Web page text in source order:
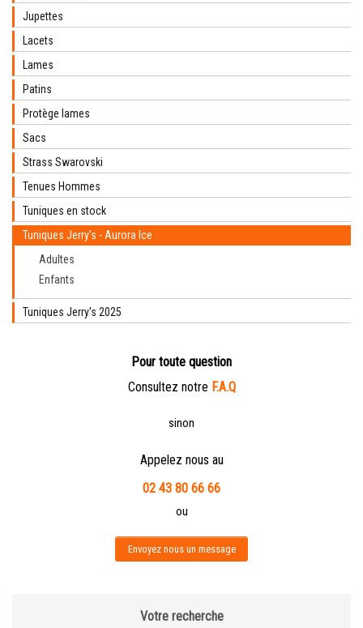
Jupettes
Lacets
Lames
Patins
Protège lames
Sacs
Strass Swarovski
Tenues Hommes
Tuniques en stock
Tuniques Jerry's - Aurora Ice
Adultes
Enfants
Tuniques Jerry's 2025
Pour toute question
Consultez notre F.A.Q
sinon
Appelez nous au
02 43 80 66 66
ou
Envoyez nous un message
Votre recherche